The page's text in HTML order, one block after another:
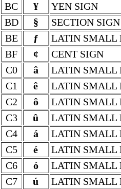
BC ¥
YEN SIGN
BD §
SECTION SIGN
BE ƒ
LATIN SMALL
BF ¢
CENT SIGN
C0 â
LATIN SMALL
C1 ê
LATIN SMALL
C2 ô
LATIN SMALL
C3 û
LATIN SMALL
C4 á
LATIN SMALL
C5 é
LATIN SMALL
C6 ó
LATIN SMALL
C7 ú
LATIN SMALL